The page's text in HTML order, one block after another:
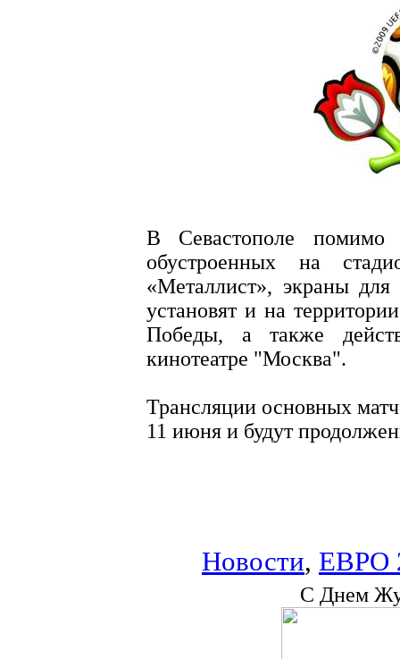
В Севастополе помимо
обустроенных на
«Металлист», экраны
установят и на
Победы, а также
кинотеатре "Москва".
Трансляции основных
11 июня и будут
Новости, ЕВРО
С Днем